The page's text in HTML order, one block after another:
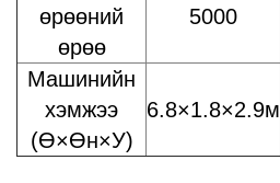
өрөөний
өрөө
5000
Машинийн
хэмжээ
(Ө×Өн×У)
6.8×1.8×2.9м